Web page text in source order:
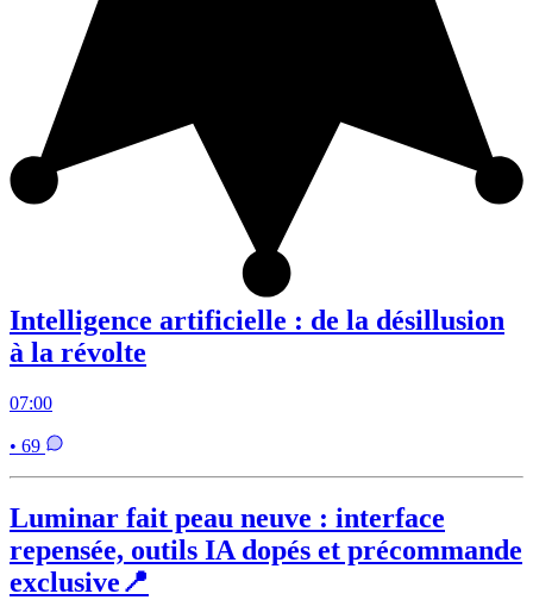
Intelligence artificielle : de la désillusion
à la révolte
07:00
• 69
Luminar fait peau neuve : interface
repensée, outils IA dopés et précommande
exclusive📍